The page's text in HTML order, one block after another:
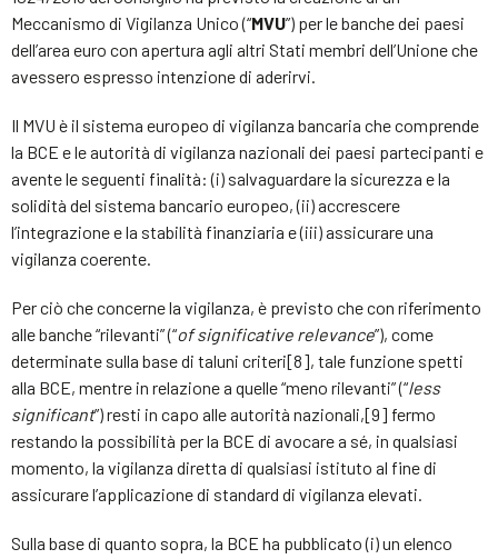
Meccanismo di Vigilanza Unico (“MVU”) per le banche dei paesi
dell’area euro con apertura agli altri Stati membri dell’Unione che
avessero espresso intenzione di aderirvi.
Il MVU è il sistema europeo di vigilanza bancaria che comprende
la BCE e le autorità di vigilanza nazionali dei paesi partecipanti e
avente le seguenti finalità: (i) salvaguardare la sicurezza e la
solidità del sistema bancario europeo, (ii) accrescere
l’integrazione e la stabilità finanziaria e (iii) assicurare una
vigilanza coerente.
Per ciò che concerne la vigilanza, è previsto che con riferimento
alle banche “rilevanti” (“of significative relevance”), come
determinate sulla base di taluni criteri[8], tale funzione spetti
alla BCE, mentre in relazione a quelle “meno rilevanti” (“less
significant”) resti in capo alle autorità nazionali,[9] fermo
restando la possibilità per la BCE di avocare a sé, in qualsiasi
momento, la vigilanza diretta di qualsiasi istituto al fine di
assicurare l’applicazione di standard di vigilanza elevati.
Sulla base di quanto sopra, la BCE ha pubblicato (i) un elenco